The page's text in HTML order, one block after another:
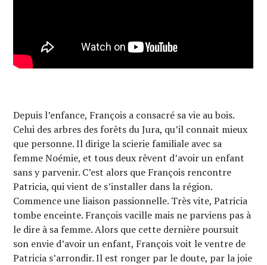
Depuis l’enfance, François a consacré sa vie au bois.
Celui des arbres des forêts du Jura, qu’il connait mieux
que personne. Il dirige la scierie familiale avec sa
femme Noémie, et tous deux rêvent d’avoir un enfant
sans y parvenir. C’est alors que François rencontre
Patricia, qui vient de s’installer dans la région.
Commence une liaison passionnelle. Très vite, Patricia
tombe enceinte. François vacille mais ne parviens pas à
le dire à sa femme. Alors que cette dernière poursuit
son envie d’avoir un enfant, François voit le ventre de
Patricia s’arrondir. Il est ronger par le doute, par la joie